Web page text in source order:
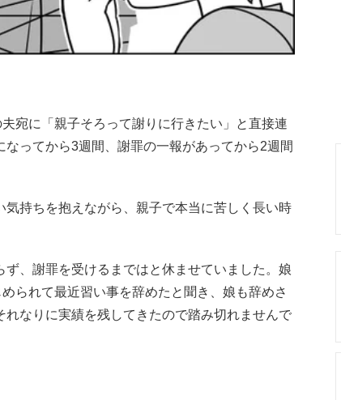
宛に「親子そろって謝りに行きたい」と直接連
ってから3週間、謝罪の一報があってから2週間
気持ちを抱えながら、親子で本当に苦しく長い時
、謝罪を受けるまではと休ませていました。娘
られて最近習い事を辞めたと聞き、娘も辞めさ
なりに実績を残してきたので踏み切れませんで